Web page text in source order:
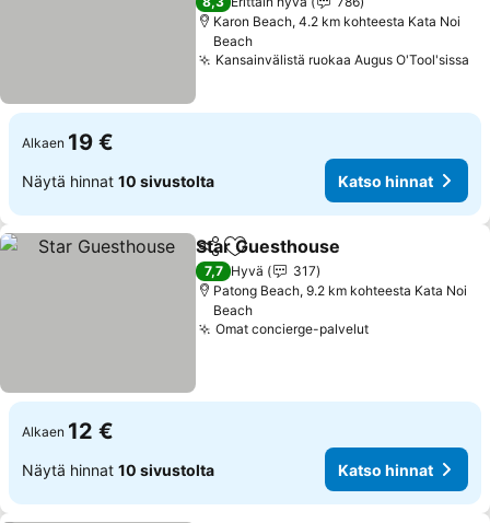
Karon Beach, 4.2 km kohteesta Kata Noi
Beach
Kansainvälistä ruokaa Augus O'Tool'sissa
Alkaen 19 €
Näytä hinnat 10 sivustolta Katso hinnat
Jaa Lisää suosikkeihin
Star Guesthouse
7,7 Hyvä
317
Patong Beach, 9.2 km kohteesta Kata Noi
Beach
Omat concierge-palvelut
Alkaen 12 €
Näytä hinnat 10 sivustolta Katso hinnat